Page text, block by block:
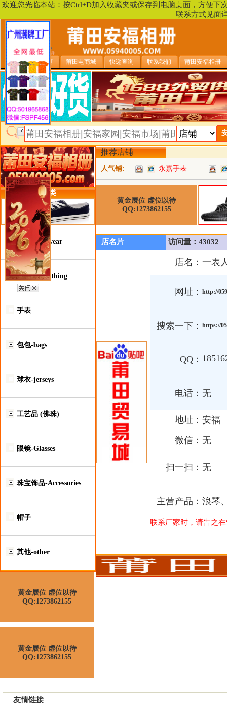
欢迎您光临本站：按Ctrl+D加入收藏夹或保存到电脑桌面，方便
联系方式见面
安福相册首页 莆田电商城 快递查询 联系我们 莆田安福相册
类目详细分类
鞋类-Footwear
服装类-Clothing
手表
包包-bags
球衣-jerseys
工艺品 (佛珠)
眼镜-Glasses
珠宝饰品-Accessories
帽子
其他-other
黄金展位 虚位以待
QQ:1273862155
黄金展位 虚位以待
QQ:1273862155
推荐店铺
人气铺: 永嘉手表
黄金展位 虚位以待
QQ:1273862155
店名片 访问量：43032
店名： 一表
网址： http://
搜索一下： https://
QQ：
电话： 无
地址： 安福
微信： 无
扫一扫： 无
主营产品： 浪琴
联系厂家时，请告之
友情链接